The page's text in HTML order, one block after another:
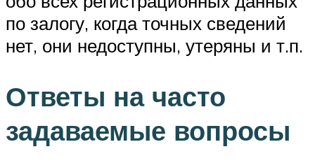
по залогу, когда точных сведений
нет, они недоступны, утеряны и т.п.
Ответы на часто
задаваемые вопросы